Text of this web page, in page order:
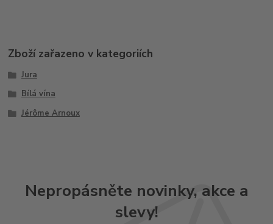
Zboží zařazeno v kategoriích
Jura
Bílá vína
Jérôme Arnoux
Nepropásněte novinky, akce a
slevy!